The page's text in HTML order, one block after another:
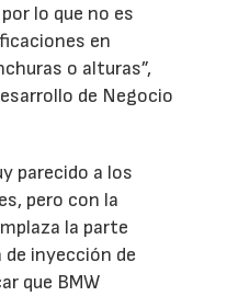
lo que no es
en
o alturas”,
de Negocio
parecido a los
pero con la
la parte
inyección de
que BMW